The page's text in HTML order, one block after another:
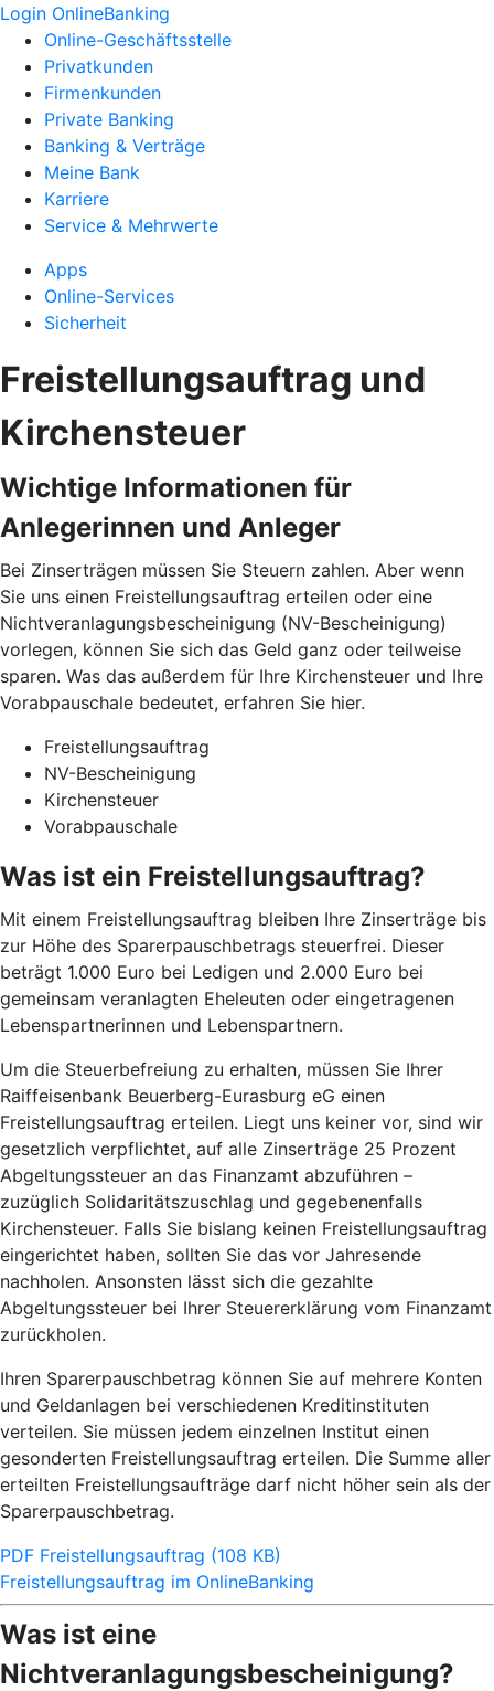
Login OnlineBanking
Online-Geschäftsstelle
Privatkunden
Firmenkunden
Private Banking
Banking & Verträge
Meine Bank
Karriere
Service & Mehrwerte
Apps
Online-Services
Sicherheit
Freistellungsauftrag und
Kirchensteuer
Wichtige Informationen für
Anlegerinnen und Anleger
Bei Zinserträgen müssen Sie Steuern zahlen. Aber wenn
Sie uns einen Freistellungsauftrag erteilen oder eine
Nichtveranlagungsbescheinigung (NV-Bescheinigung)
vorlegen, können Sie sich das Geld ganz oder teilweise
sparen. Was das außerdem für Ihre Kirchensteuer und Ihre
Vorabpauschale bedeutet, erfahren Sie hier.
Freistellungsauftrag
NV-Bescheinigung
Kirchensteuer
Vorabpauschale
Was ist ein Freistellungsauftrag?
Mit einem Freistellungsauftrag bleiben Ihre Zinserträge bis
zur Höhe des Sparerpauschbetrags steuerfrei. Dieser
beträgt 1.000 Euro bei Ledigen und 2.000 Euro bei
gemeinsam veranlagten Eheleuten oder eingetragenen
Lebenspartnerinnen und Lebenspartnern.
Um die Steuerbefreiung zu erhalten, müssen Sie Ihrer
Raiffeisenbank Beuerberg-Eurasburg eG einen
Freistellungsauftrag erteilen. Liegt uns keiner vor, sind wir
gesetzlich verpflichtet, auf alle Zinserträge 25 Prozent
Abgeltungssteuer an das Finanzamt abzuführen –
zuzüglich Solidaritätszuschlag und gegebenenfalls
Kirchensteuer. Falls Sie bislang keinen Freistellungsauftrag
eingerichtet haben, sollten Sie das vor Jahresende
nachholen. Ansonsten lässt sich die gezahlte
Abgeltungssteuer bei Ihrer Steuererklärung vom Finanzamt
zurückholen.
Ihren Sparerpauschbetrag können Sie auf mehrere Konten
und Geldanlagen bei verschiedenen Kreditinstituten
verteilen. Sie müssen jedem einzelnen Institut einen
gesonderten Freistellungsauftrag erteilen. Die Summe aller
erteilten Freistellungsaufträge darf nicht höher sein als der
Sparerpauschbetrag.
PDF Freistellungsauftrag (108 KB)
Freistellungsauftrag im OnlineBanking
Was ist eine
Nichtveranlagungsbescheinigung?